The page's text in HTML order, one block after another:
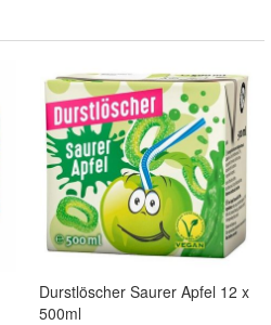
Durstlöscher Saurer Apfel 12 x
500ml